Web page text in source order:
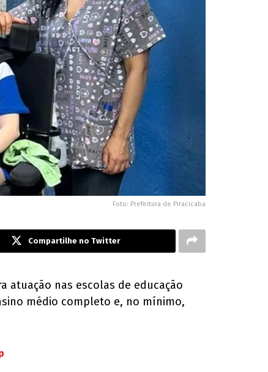
Foto: Prefeitura de Piracicaba
Compartilhe no Twitter
atuação nas escolas de educação
médio completo e, no mínimo,